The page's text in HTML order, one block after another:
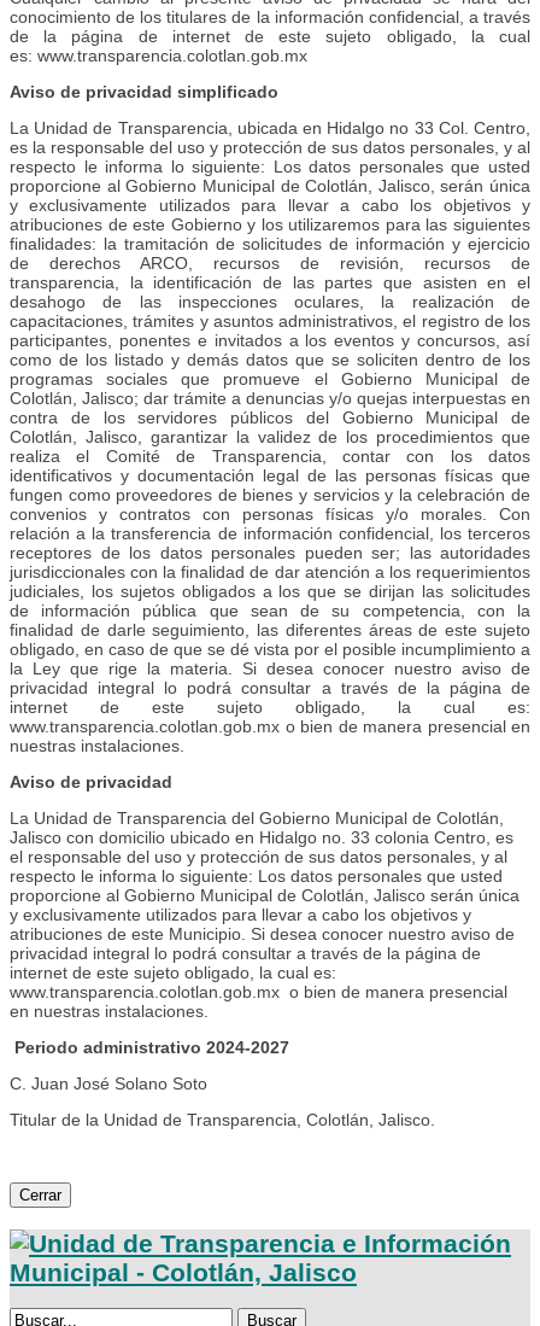
conocimiento de los titulares de la información confidencial, a través
de la página de internet de este sujeto obligado, la cual
es: www.transparencia.colotlan.gob.mx
Aviso de privacidad simplificado
La Unidad de Transparencia, ubicada en Hidalgo no 33 Col. Centro,
es la responsable del uso y protección de sus datos personales, y al
respecto le informa lo siguiente: Los datos personales que usted
proporcione al Gobierno Municipal de Colotlán, Jalisco, serán única
y exclusivamente utilizados para llevar a cabo los objetivos y
atribuciones de este Gobierno y los utilizaremos para las siguientes
finalidades: la tramitación de solicitudes de información y ejercicio
de derechos ARCO, recursos de revisión, recursos de
transparencia, la identificación de las partes que asisten en el
desahogo de las inspecciones oculares, la realización de
capacitaciones, trámites y asuntos administrativos, el registro de los
participantes, ponentes e invitados a los eventos y concursos, así
como de los listado y demás datos que se soliciten dentro de los
programas sociales que promueve el Gobierno Municipal de
Colotlán, Jalisco; dar trámite a denuncias y/o quejas interpuestas en
contra de los servidores públicos del Gobierno Municipal de
Colotlán, Jalisco, garantizar la validez de los procedimientos que
realiza el Comité de Transparencia, contar con los datos
identificativos y documentación legal de las personas físicas que
fungen como proveedores de bienes y servicios y la celebración de
convenios y contratos con personas físicas y/o morales. Con
relación a la transferencia de información confidencial, los terceros
receptores de los datos personales pueden ser; las autoridades
jurisdiccionales con la finalidad de dar atención a los requerimientos
judiciales, los sujetos obligados a los que se dirijan las solicitudes
de información pública que sean de su competencia, con la
finalidad de darle seguimiento, las diferentes áreas de este sujeto
obligado, en caso de que se dé vista por el posible incumplimiento a
la Ley que rige la materia. Si desea conocer nuestro aviso de
privacidad integral lo podrá consultar a través de la página de
internet de este sujeto obligado, la cual es:
www.transparencia.colotlan.gob.mx o bien de manera presencial en
nuestras instalaciones.
Aviso de privacidad
La Unidad de Transparencia del Gobierno Municipal de Colotlán,
Jalisco con domicilio ubicado en Hidalgo no. 33 colonia Centro, es
el responsable del uso y protección de sus datos personales, y al
respecto le informa lo siguiente: Los datos personales que usted
proporcione al Gobierno Municipal de Colotlán, Jalisco serán única
y exclusivamente utilizados para llevar a cabo los objetivos y
atribuciones de este Municipio. Si desea conocer nuestro aviso de
privacidad integral lo podrá consultar a través de la página de
internet de este sujeto obligado, la cual es:
www.transparencia.colotlan.gob.mx o bien de manera presencial
en nuestras instalaciones.
Periodo administrativo 2024-2027
C. Juan José Solano Soto
Titular de la Unidad de Transparencia, Colotlán, Jalisco.
Cerrar
Buscar